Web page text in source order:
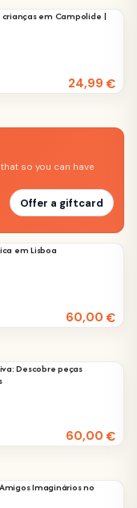
em Campolide |
24,99€
so you can have
Offer a giftcard
em Lisboa
60,00€
Descobre peças
60,00€
Imaginários no